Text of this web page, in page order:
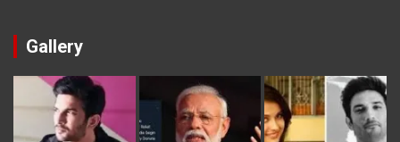
Gallery